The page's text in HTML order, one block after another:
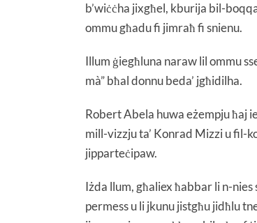
b’wiċċha jixgħel, kburija bil-
ommu għadu fi jimraħ fi snienu.
Illum ġiegħluna naraw lil ommu
mà” bħal donnu beda’ jgħidilha.
Robert Abela huwa eżempju ħaj
mill-vizzju ta’ Konrad Mizzi u fil-
jipparteċipaw.
Iżda llum, għaliex ħabbar li n-
permess u li jkunu jistgħu jidħlu